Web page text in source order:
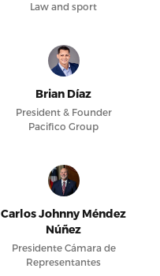
Law and sport
Brian Díaz
President & Founder
Pacifico Group
Carlos Johnny Méndez
Núñez
Presidente Cámara de
Representantes